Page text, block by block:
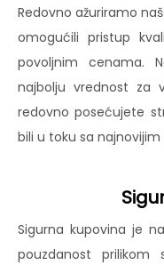
Redovno ažuriramo
omogućili pristup
povoljnim cenama.
najbolju vrednost za
redovno posećujete
bili u toku sa
Sigurna kupovina je
pouzdanost prilikom